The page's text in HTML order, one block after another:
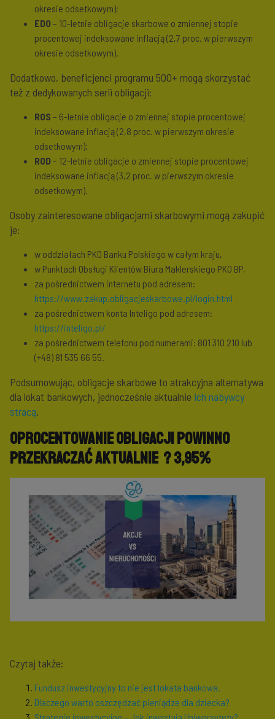
okresie odsetkowym);
EDO – 10-letnie obligacje skarbowe o zmiennej stopie
procentowej indeksowane inflacją (2,7 proc. w pierwszym
okresie odsetkowym).
Dodatkowo, beneficjenci programu 500+ mogą skorzystać
też z dedykowanych serii obligacji:
ROS – 6-letnie obligacje o zmiennej stopie procentowej
indeksowane inflacją (2,8 proc. w pierwszym okresie
odsetkowym);
ROD – 12-letnie obligacje o zmiennej stopie procentowej
indeksowane inflacją (3,2 proc. w pierwszym okresie
odsetkowym).
Osoby zainteresowane obligacjami skarbowymi mogą zakupić
je:
w oddziałach PKO Banku Polskiego w całym kraju,
w Punktach Obsługi Klientów Biura Maklerskiego PKO BP,
za pośrednictwem internetu pod adresem:
https://www.zakup.obligacjeskarbowe.pl/login.html
za pośrednictwem konta Inteligo pod adresem:
https://inteligo.pl/
za pośrednictwem telefonu pod numerami: 801 310 210 lub
(+48) 81 535 66 55.
Podsumowując, obligacje skarbowe to atrakcyjna alternatywa
dla lokat bankowych, jednocześnie aktualnie ich nabywcy
stracą.
Oprocentowanie obligacji powinno
przekraczać aktualnie ? 3,95%
Czytaj także:
Fundusz inwestycyjny to nie jest lokata bankowa.
Dlaczego warto oszczędzać pieniądze dla dziecka?